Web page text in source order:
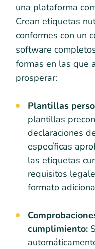
una plataforma
Crean etiquetas
conformes con un
software
formas en las que
prosperar:
Plantillas
plantillas
declaraciones
específicas
las etiquetas
requisitos
formato
cumplimiento: